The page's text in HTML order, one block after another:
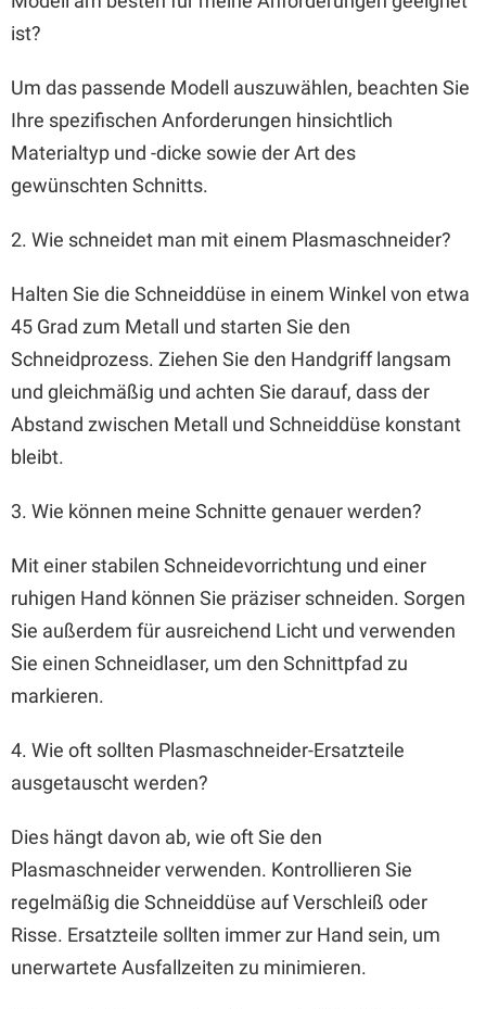
ist?
Um das passende Modell auszuwählen, beachten Sie
Ihre spezifischen Anforderungen hinsichtlich
Materialtyp und -dicke sowie der Art des
gewünschten Schnitts.
2. Wie schneidet man mit einem Plasmaschneider?
Halten Sie die Schneiddüse in einem Winkel von etwa
45 Grad zum Metall und starten Sie den
Schneidprozess. Ziehen Sie den Handgriff langsam
und gleichmäßig und achten Sie darauf, dass der
Abstand zwischen Metall und Schneiddüse konstant
bleibt.
3. Wie können meine Schnitte genauer werden?
Mit einer stabilen Schneidevorrichtung und einer
ruhigen Hand können Sie präziser schneiden. Sorgen
Sie außerdem für ausreichend Licht und verwenden
Sie einen Schneidlaser, um den Schnittpfad zu
markieren.
4. Wie oft sollten Plasmaschneider-Ersatzteile
ausgetauscht werden?
Dies hängt davon ab, wie oft Sie den
Plasmaschneider verwenden. Kontrollieren Sie
regelmäßig die Schneiddüse auf Verschleiß oder
Risse. Ersatzteile sollten immer zur Hand sein, um
unerwartete Ausfallzeiten zu minimieren.